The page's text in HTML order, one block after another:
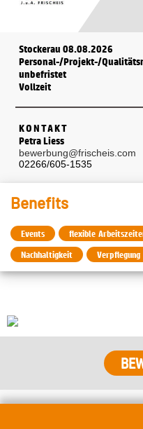
Stockerau 08.08.2026
Personal-/Projekt-/
unbefristet
Vollzeit
KONTAKT
Petra Liess
bewerbung@frischeis.com
02266/605-1535
Benefits
Events flexible
Nachhaltigkeit
Verpflegung